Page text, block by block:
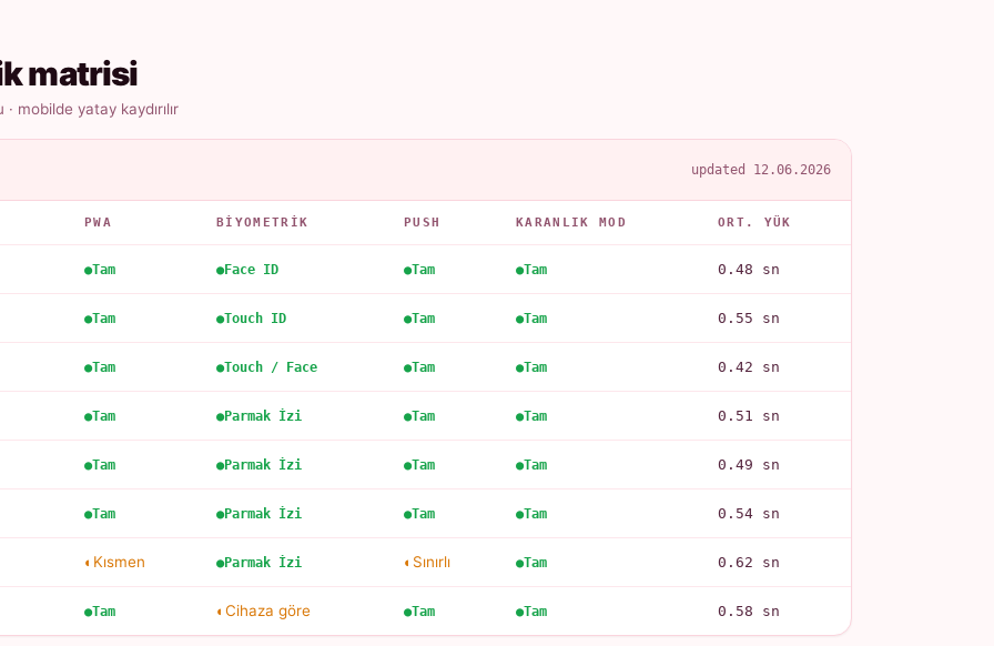
matrisi
mobilde yatay kaydırılır
updated 12.06.2026
PWA BIYOMETRIK PUSH KARANLIK MOD ORT. YÜK
Tam Face ID Tam Tam 0.48 sn
Tam Touch ID Tam Tam 0.55 sn
Tam Touch / Face Tam Tam 0.42 sn
Tam Parmak İzi Tam Tam 0.51 sn
Tam Parmak İzi Tam Tam 0.49 sn
Tam Parmak İzi Tam Tam 0.54 sn
Kısmen Parmak İzi Sınırlı Tam 0.62 sn
Tam Cihaza göre Tam Tam 0.58 sn